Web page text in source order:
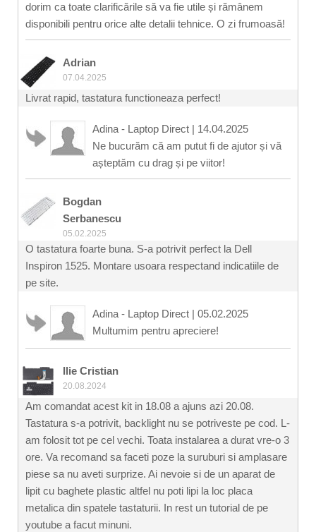
dorim ca toate clarificările să va fie utile și rămânem
disponibili pentru orice alte detalii tehnice. O zi frumoasă!
Adrian
07.04.2025
Livrat rapid, tastatura functioneaza perfect!
Adina - Laptop Direct | 14.04.2025
Ne bucurăm că am putut fi de ajutor și vă
așteptăm cu drag și pe viitor!
Bogdan
Serbanescu
05.02.2025
O tastatura foarte buna. S-a potrivit perfect la Dell
Inspiron 1525. Montare usoara respectand indicatiile de
pe site.
Adina - Laptop Direct | 05.02.2025
Multumim pentru apreciere!
Ilie Cristian
20.08.2024
Am comandat acest kit in 18.08 a ajuns azi 20.08.
Tastatura s-a potrivit, backlight nu se potriveste pe cod. L-
am folosit tot pe cel vechi. Toata instalarea a durat vre-o 3
ore. Va recomand sa faceti poze la suruburi si amplasare
piese sa nu aveti surprize. Ai nevoie si de un aparat de
lipit cu baghete plastic altfel nu poti lipi la loc placa
metalica din spatele tastaturii. In rest un tutorial de pe
youtube a facut minuni.